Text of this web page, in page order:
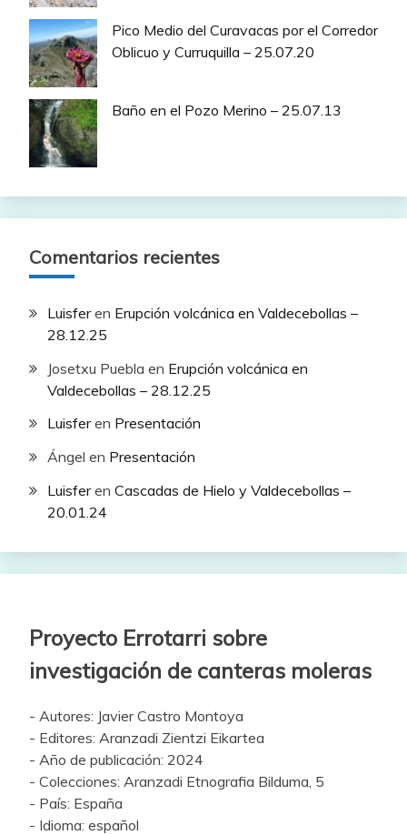
Pico Medio del Curavacas por el Corredor
Oblicuo y Curruquilla – 25.07.20
Baño en el Pozo Merino – 25.07.13
Comentarios recientes
Luisferen Erupción volcánica en Valdecebollas –
28.12.25
Josetxu Puebla en Erupción volcánica en
Valdecebollas – 28.12.25
Luisferen Presentación
Ángel en Presentación
Luisferen Cascadas de Hielo y Valdecebollas –
20.01.24
Proyecto Errotarri sobre
investigación de canteras moleras
- Autores: Javier Castro Montoya
- Editores: Aranzadi Zientzi Eikartea
- Año de publicación: 2024
- Colecciones: Aranzadi Etnografia Bilduma, 5
- País: España
- Idioma: español